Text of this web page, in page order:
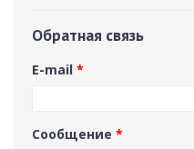
Обратная связь
E-mail *
Сообщение *